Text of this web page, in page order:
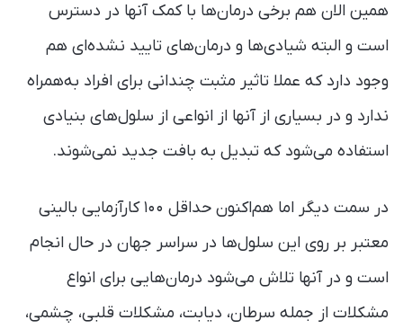
همین الان هم برخی درمان‌ها با کمک آنها در دسترس
است و البته شیادی‌ها و درمان‌های تایید نشده‌ای هم
وجود دارد که عملا تاثیر مثبت چندانی برای افراد به‌همراه
ندارد و در بسیاری از آنها از انواعی از سلول‌های بنیادی
استفاده می‌شود که تبدیل به بافت جدید نمی‌شوند.
در سمت دیگر اما هم‌اکنون حداقل ۱۰۰ کارآزمایی بالینی
معتبر بر روی این سلول‌ها در سراسر جهان در حال انجام
است و در آنها تلاش می‌شود درمان‌هایی برای انواع
مشکلات از جمله سرطان، دیابت، مشکلات قلبی، چشمی،